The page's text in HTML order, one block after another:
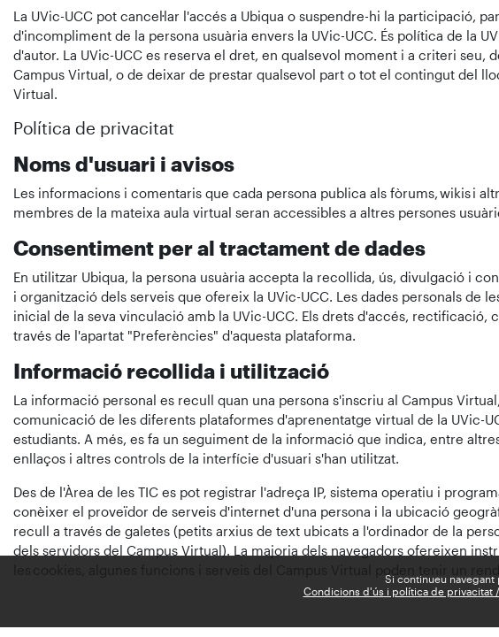
Si continueu
Condicions d'ús i política de privacitat
La UVic-UCC pot cancel·lar l'accés a Ubiqua o suspendre-hi la
d'incompliment de la persona usuària envers la UVic-UCC. És política de la
d'autor. La UVic-UCC es reserva el dret, en qualsevol moment i a criteri
Campus Virtual, o de deixar de prestar qualsevol part o tot el contingut del
Virtual.
Política de privacitat
Noms d'usuari i avisos
Les informacions i comentaris que cada persona publica als fòrums, wikis i
membres de la mateixa aula virtual seran accessibles a altres persones
Consentiment per al tractament de dades
En utilitzar Ubiqua, la persona usuària accepta la recollida, ús, divulgació i
i organització dels serveis que ofereix la UVic-UCC. Les dades personals de
inicial de la seva vinculació amb la UVic-UCC. Els drets d'accés,
través de l'apartat "Preferències" d'aquesta plataforma.
Informació recollida i utilització
La informació personal es recull quan una persona s'inscriu al Campus
comunicació de les diferents plataformes d'aprenentatge virtual de la UVic-
estudiants. A més, es fa un seguiment de la informació que indica, entre
enllaços i altres controls de la interfície d'usuari s'han utilitzat.
Des de l'Àrea de les TIC es pot registrar l'adreça IP, sistema operatiu i
conèixer el proveïdor de serveis d'internet d'una persona i la ubicació
recull a través de galetes (petits arxius de text ubicats a l'ordinador de la
dels servidors del Campus Virtual). La majoria dels navegadors ofereixen